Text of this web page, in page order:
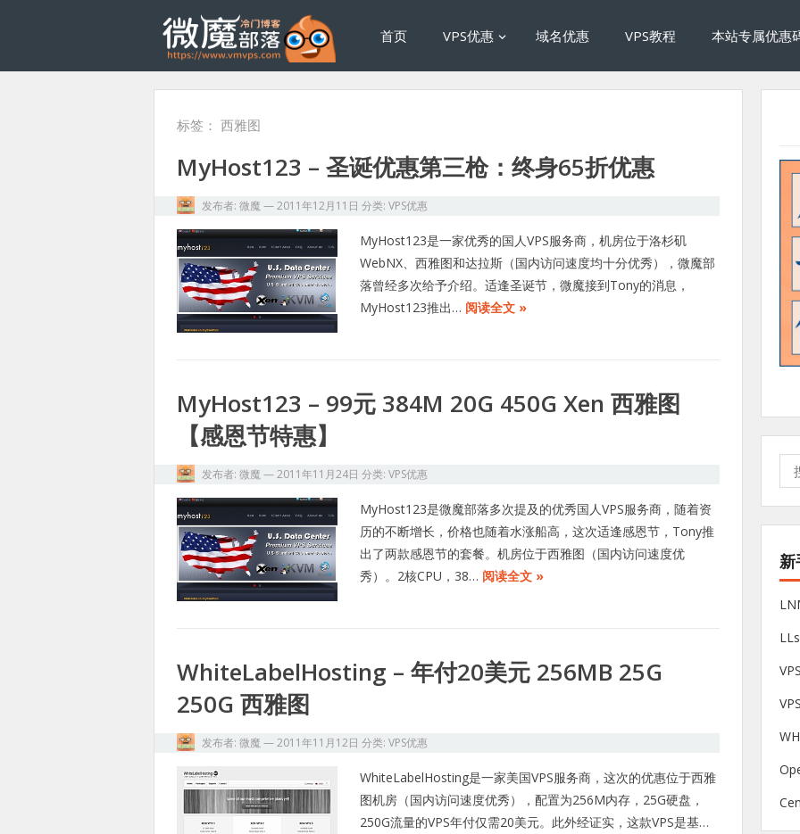
首页 VPS优惠 域名优惠 VPS教程 本站专属优惠
标签： 西雅图
MyHost123 – 圣诞优惠第三枪：终身65折优惠
发布者: 微魔 —2011年12月11日 分类: VPS优惠
MyHost123是一家优秀的国人VPS服务商，机房位于洛杉矶
WebNX、西雅图和达拉斯（国内访问速度均十分优秀），微魔部
落曾经多次给予介绍。适逢圣诞节，微魔接到Tony的消息，
MyHost123推出… 阅读全文 »
MyHost123 – 99元 384M 20G 450G Xen 西雅图
【感恩节特惠】
发布者: 微魔 —2011年11月24日 分类: VPS优惠
MyHost123是微魔部落多次提及的优秀国人VPS服务商，随着资
历的不断增长，价格也随着水涨船高，这次适逢感恩节，Tony推
出了两款感恩节的套餐。机房位于西雅图（国内访问速度优
秀）。2核CPU，38… 阅读全文 »
WhiteLabelHosting – 年付20美元 256MB 25G
250G 西雅图
发布者: 微魔 —2011年11月12日 分类: VPS优惠
WhiteLabelHosting是一家美国VPS服务商，这次的优惠位于西雅
图机房（国内访问速度优秀），配置为256M内存，25G硬盘，
250G流量的VPS年付仅需20美元。此外经证实，这款VPS是基…
新